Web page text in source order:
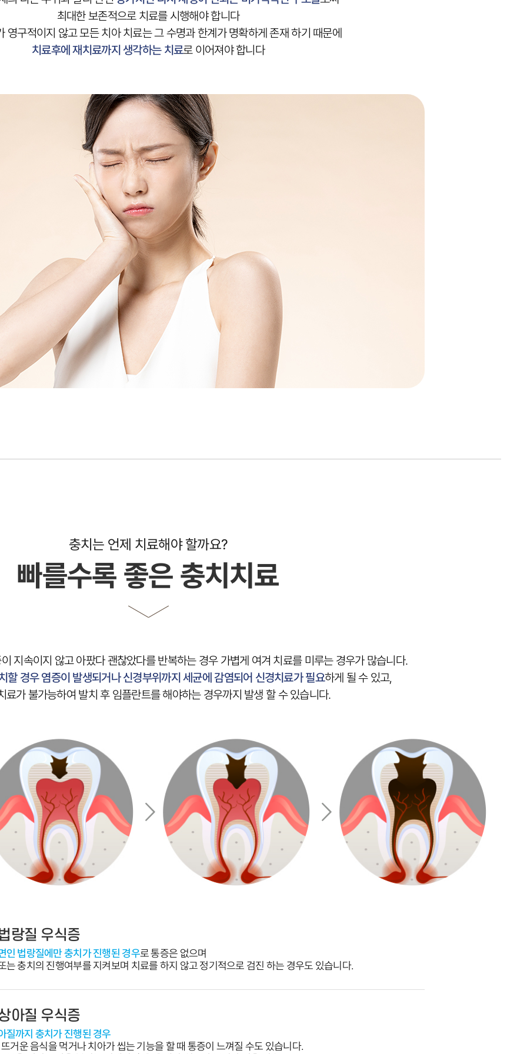
영구적이지 않고 모든 치아 치료는 그 수명과 한계가 명확하게 존재 하기 때문에
하게 될 수 있고,
로 통증은 없으며
는 충치의 진행여부를 지켜보며 치료를 하지 않고 정기적으로 검진 하는 경우도 있습니다.
거운 음식을 먹거나 치아가 씹는 기능을 할 때 통증이 느껴질 수도 있습니다.